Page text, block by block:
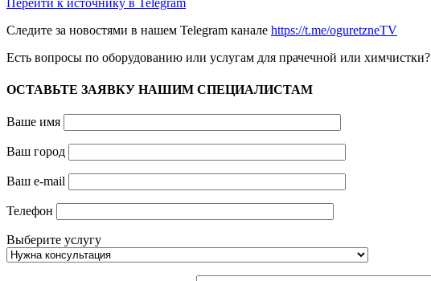
Перейти к источнику в Telegram
Следите за новостями в нашем Telegram канале https://t.me/oguretzneTV
Есть вопросы по оборудованию или услугам для прачечной или химчистки?
ОСТАВЬТЕ ЗАЯВКУ НАШИМ СПЕЦИАЛИСТАМ
Ваше имя
Ваш город
Ваш e-mail
Телефон
Выберите услугу